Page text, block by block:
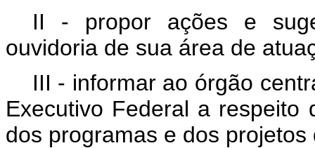
II - propor ações e
ouvidoria de sua área de
III - informar ao órgão
Executivo Federal a respeito
dos programas e dos